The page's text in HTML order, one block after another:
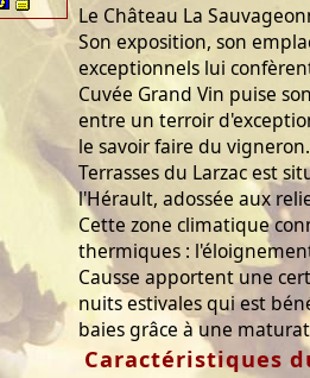
Le Château La
Son exposition, son
exceptionnels lui
Cuvée Grand Vin puise
entre un terroir
le savoir faire du
Terrasses du Larzac est
l'Hérault, adossée aux
Cette zone climatique
thermiques :
Causse apportent une
nuits estivales qui est
baies grâce à une
Caractéristiques